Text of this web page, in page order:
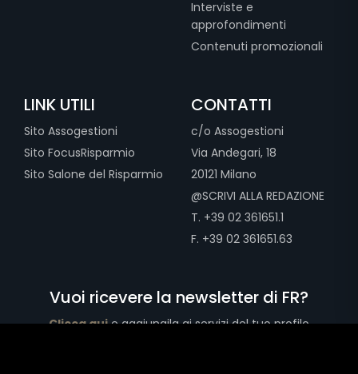
Interviste e
approfondimenti
Contenuti promozionali
LINK UTILI
Sito Assogestioni
Sito FocusRisparmio
Sito Salone del Risparmio
CONTATTI
c/o Assogestioni
Via Andegari, 18
20121 Milano
@SCRIVI ALLA REDAZIONE
T. +39 02 361651.1
F. +39 02 361651.63
Vuoi ricevere la newsletter di FR?
Clicca quie aggiungila ai servizi del tuo profilo